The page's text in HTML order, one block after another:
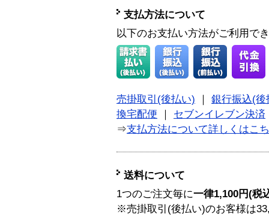
支払方法について
以下のお支払い方法がご利用で
売掛取引(後払い)
銀行振込(後
換宅配便
セブンイレブン決済
⇒支払方法について詳しくはこ
送料について
1つのご注文毎に一律1,100円(税
※売掛取引(後払い)のお客様は